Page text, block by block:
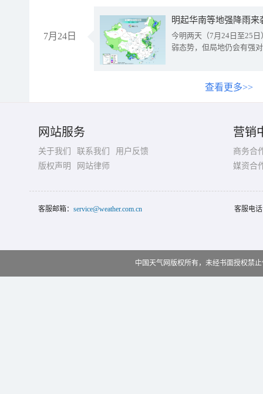
7月24日
明起华南等地强降雨
今明两天（7月24日至25
弱态势，但局地仍会有强
查看更多>>
网站服务
关于我们 联系我们
用户反馈
版权声明
网站律师
营销
商务合
媒资合
客服邮箱： service@weather.com.cn 客服电
中国天气网版权所有，未经书面授权